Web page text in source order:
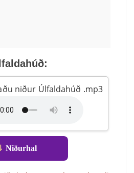
niður Úlfaldahúð .mp3
Niðurhal